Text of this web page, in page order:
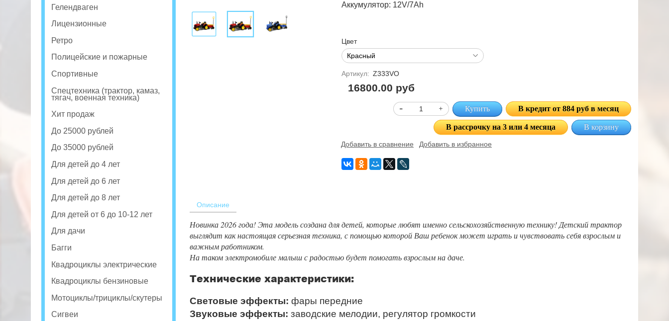
Аккумулятор: 12V/7Ah
Цвет
Артикул: Z333VO
16800.00 руб
Купить В кредит от 884 руб в месяц
В рассрочку на 3 или 4 месяца В корзину
Добавить в сравнение Добавить в избранное
Описание
Новинка 2026 года! Эта модель создана для детей, которые любят именно сельскохозяйственную технику! Детский трактор
выглядит как настоящая серьезная техника, с помощью которой Ваш ребенок может играть и чувствовать себя взрослым и
важным работником.
На таком электромобиле малыш с радостью будет помогать взрослым на даче.
Технические характеристики:
Световые эффекты: фары передние
Звуковые эффекты: заводские мелодии, регулятор громкости
Гелендваген
Лицензионные
Ретро
Полицейские и пожарные
Спортивные
Спецтехника (трактор, камаз,
тягач, военная техника)
Хит продаж
До 25000 рублей
До 35000 рублей
Для детей до 4 лет
Для детей до 6 лет
Для детей до 8 лет
Для детей от 6 до 10-12 лет
Для дачи
Багги
Квадроциклы электрические
Квадроциклы бензиновые
Мотоциклы/трициклы/скутеры
Сигвеи